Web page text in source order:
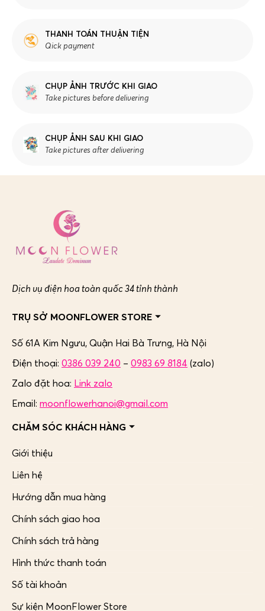
THANH TOÁN THUẬN TIỆN
Qick payment
CHỤP ẢNH TRƯỚC KHI GIAO
Take pictures before delivering
CHỤP ẢNH SAU KHI GIAO
Take pictures after delivering
Dịch vụ điện hoa toàn quốc 34 tỉnh thành
TRỤ SỞ MOONFLOWER STORE
Số 61A Kim Ngưu, Quận Hai Bà Trưng, Hà Nội
Điện thoại: 0386 039 240 – 0983 69 8184 (zalo)
Zalo đặt hoa: Link zalo
Email: moonflowerhanoi@gmail.com
CHĂM SÓC KHÁCH HÀNG
Giới thiệu
Liên hệ
Hướng dẫn mua hàng
Chính sách giao hoa
Chính sách trả hàng
Hình thức thanh toán
Số tài khoản
Sự kiện MoonFlower Store